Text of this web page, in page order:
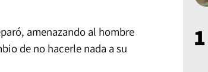
amenazando al hombre
de no hacerle nada a su
1